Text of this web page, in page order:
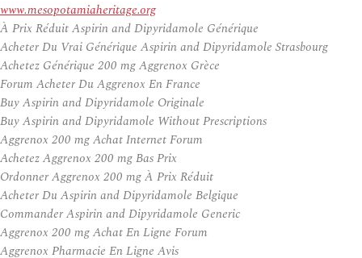
www.mesopotamiaheritage.org
À Prix Réduit Aspirin and Dipyridamole Générique
Acheter Du Vrai Générique Aspirin and Dipyridamole Strasbourg
Achetez Générique 200 mg Aggrenox Grèce
Forum Acheter Du Aggrenox En France
Buy Aspirin and Dipyridamole Originale
Buy Aspirin and Dipyridamole Without Prescriptions
Aggrenox 200 mg Achat Internet Forum
Achetez Aggrenox 200 mg Bas Prix
Ordonner Aggrenox 200 mg À Prix Réduit
Acheter Du Aspirin and Dipyridamole Belgique
Commander Aspirin and Dipyridamole Generic
Aggrenox 200 mg Achat En Ligne Forum
Aggrenox Pharmacie En Ligne Avis